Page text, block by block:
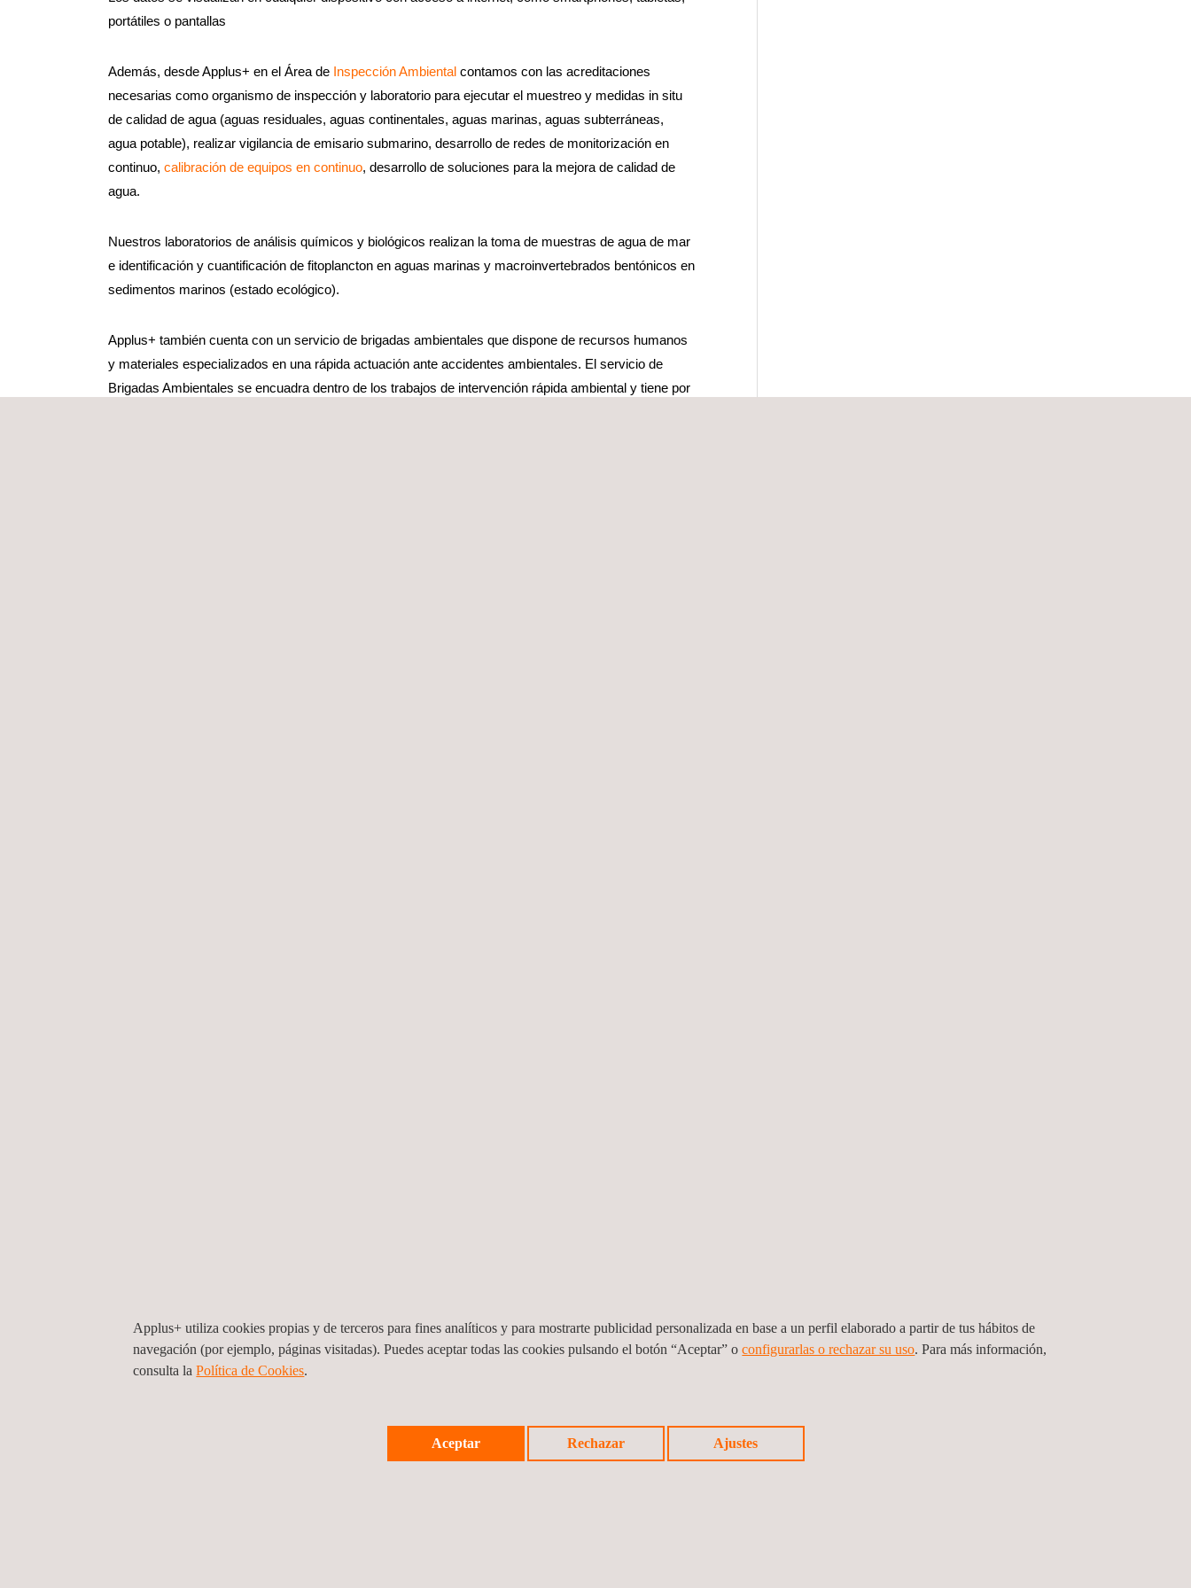
portátiles o pantallas
Además, desde Applus+ en el Área de Inspección Ambiental contamos con las acreditaciones
necesarias como organismo de inspección y laboratorio para ejecutar el muestreo y medidas in situ
de calidad de agua (aguas residuales, aguas continentales, aguas marinas, aguas subterráneas,
agua potable), realizar vigilancia de emisario submarino, desarrollo de redes de monitorización en
continuo, calibración de equipos en continuo, desarrollo de soluciones para la mejora de calidad de
agua.
Nuestros laboratorios de análisis químicos y biológicos realizan la toma de muestras de agua de mar
e identificación y cuantificación de fitoplancton en aguas marinas y macroinvertebrados bentónicos en
sedimentos marinos (estado ecológico).
Applus+ también cuenta con un servicio de brigadas ambientales que dispone de recursos humanos
y materiales especializados en una rápida actuación ante accidentes ambientales. El servicio de
Brigadas Ambientales se encuadra dentro de los trabajos de intervención rápida ambiental y tiene por
(ACV)
Circular
Applus+ utiliza cookies propias y de terceros para fines analíticos y para mostrarte publicidad personalizada en base a un perfil elaborado a partir de tus hábitos de
navegación (por ejemplo, páginas visitadas). Puedes aceptar todas las cookies pulsando el botón “Aceptar” o configurarlas o rechazar su uso. Para más información,
consulta laPolítica de Cookies.
Aceptar Rechazar Ajustes